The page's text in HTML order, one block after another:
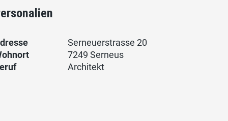
Serneuerstrasse 20
7249 Serneus
Architekt